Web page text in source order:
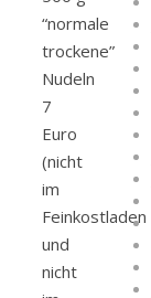
“normale
trockene”
Nudeln
7
Euro
(nicht
im
Feinkostladen
und
nicht